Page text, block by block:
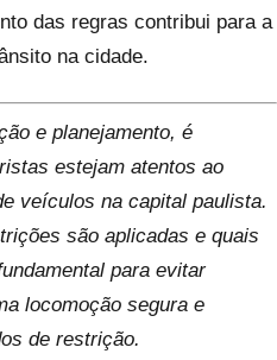
das regras contribui para a
na cidade.
e planejamento, é
estejam atentos ao
veículos na capital paulista.
são aplicadas e quais
para evitar
locomoção segura e
de restrição.